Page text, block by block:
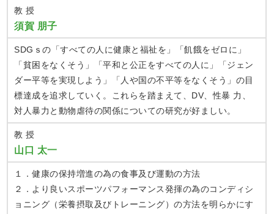
教 授
須賀 朋子
SDGｓの「すべての人に健康と福祉を」「飢餓をゼロに」
「貧困をなくそう」「平和と公正をすべての人に」「ジェン
ダー平等を実現しよう」「人や国の不平等をなくそう」の目
標達成を追求していく。これらを踏まえて、DV、性暴 力、
対人暴力と動物虐待の関係についての研究が好ましい。
教 授
山口 太一
１．健康の保持増進の為の食事及び運動の方法
２．より良いスポーツパフォーマンス発揮の為のコンディシ
ョニング（栄養摂取及びトレーニング）の方法を明らかにす